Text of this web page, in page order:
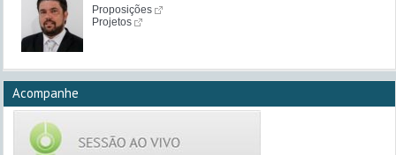
Proposições
Projetos
Acompanhe